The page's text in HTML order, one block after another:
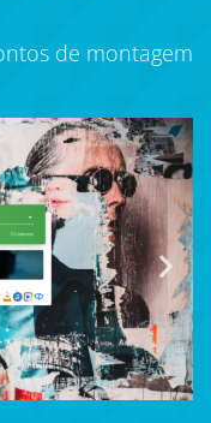
de montagem